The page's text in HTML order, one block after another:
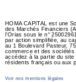
Marchés
HOMA CAPITAL
concentrent
HOMA CAPITAL est une
des Marchés Financiers
l’Orias sous le n°
par action simplifiée, au
au 1 Boulevard Pasteur,
commerce et des sociétés
accédez à la partie du
résidents français ou aux
Voir nos mentions légales